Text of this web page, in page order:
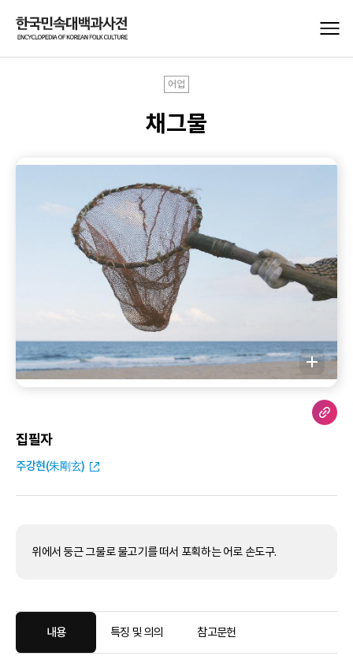
어업
채그물
집필자
주강현(朱剛玄)
위에서 둥근 그물로 물고기를 떠서 포획하는 어로 손도구.
내용 특징 및 의의 참고문헌